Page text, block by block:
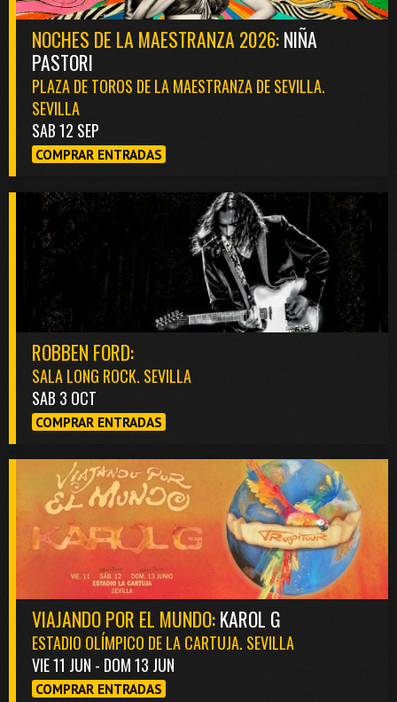
NOCHES DE LA MAESTRANZA 2026:NIÑA
PASTORI
PLAZA DE TOROS DE LA MAESTRANZA DE SEVILLA.
SEVILLA
SAB 12 SEP
COMPRAR ENTRADAS
ROBBEN FORD:
SALA LONG ROCK. SEVILLA
SAB 3 OCT
COMPRAR ENTRADAS
VIAJANDO POR EL MUNDO:KAROL G
ESTADIO OLÍMPICO DE LA CARTUJA. SEVILLA
VIE 11 JUN - DOM 13 JUN
COMPRAR ENTRADAS